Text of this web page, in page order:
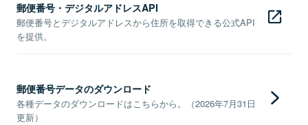
郵便番号・デジタルアドレスAPI
郵便番号とデジタルアドレスから住所を取得できる公式API
を提供。
郵便番号データのダウンロード
各種データのダウンロードはこちらから。（2026年7月31日
更新）